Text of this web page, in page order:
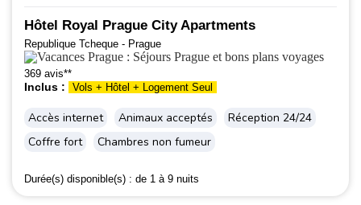
Hôtel Royal Prague City Apartments
Republique Tcheque - Prague
369 avis**
Inclus : Vols + Hôtel + Logement Seul
Accès internet Animaux acceptés
Réception 24/24
Coffre fort
Chambres non fumeur
Durée(s) disponible(s) : de 1 à 9 nuits